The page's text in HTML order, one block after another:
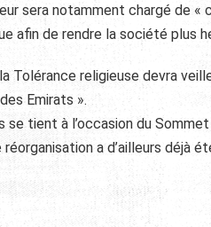
sera notamment chargé de
afin de rendre la société plus
Tolérance religieuse devra
Emirats ».
se tient à l’occasion du
a d’ailleurs déjà